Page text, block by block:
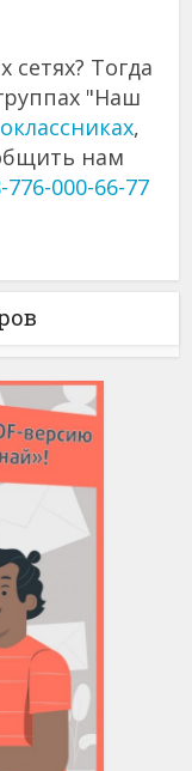
Тогда
"Наш
,
нам
776-000-66-77